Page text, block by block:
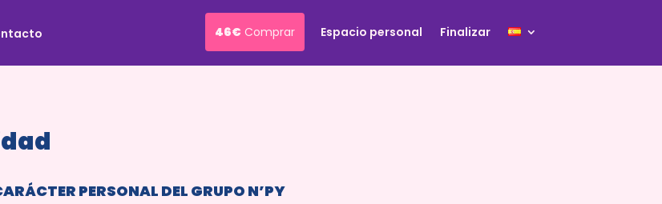
Finalizar
Espacio personal
46€ Comprar
PERSONAL DEL GRUPO N’PY